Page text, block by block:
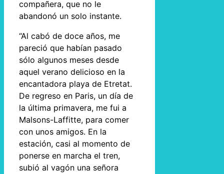
compañera, que no le
abandonó un solo instante.
“Al cabó de doce años, me
pareció que habían pasado
sólo algunos meses desde
aquel verano delicioso en la
encantadora playa de Etretat.
De regreso en Paris, un día de
la última primavera, me fui a
Malsons-Laffitte, para comer
con unos amigos. En la
estación, casi al momento de
ponerse en marcha el tren,
subió al vagón una señora